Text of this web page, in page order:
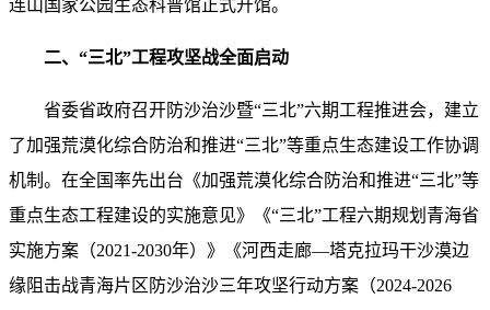
连山国家公园生态科普馆正式开馆。
二、“三北”工程攻坚战全面启动
省委省政府召开防沙治沙暨“三北”六期工程推进会，建立
了加强荒漠化综合防治和推进“三北”等重点生态建设工作协调
机制。在全国率先出台《加强荒漠化综合防治和推进“三北”等
重点生态工程建设的实施意见》《“三北”工程六期规划青海省
实施方案（2021-2030年）》《河西走廊—塔克拉玛干沙漠边
缘阻击战青海片区防沙治沙三年攻坚行动方案（2024-2026